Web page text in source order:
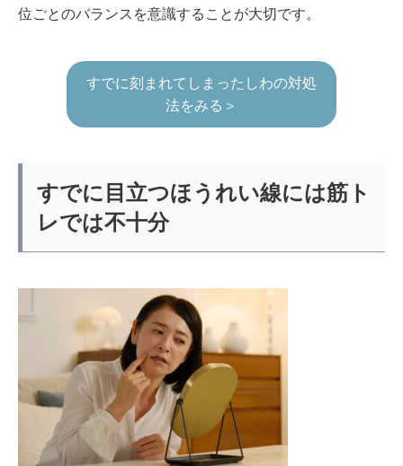
位ごとのバランスを意識することが大切です。
すでに刻まれてしまったしわの対処
法をみる＞
すでに目立つほうれい線には筋ト
レでは不十分